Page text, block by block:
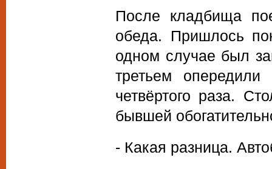
После кладбища
обеда. Пришлось
одном случае был
третьем
четвёртого раза.
бывшей
- Какая разница.